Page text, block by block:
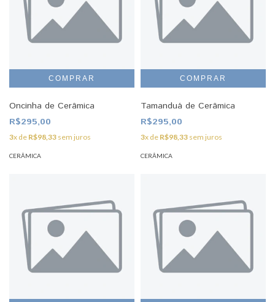
Oncinha de Cerâmica
R$295,00
3x de R$98,33 sem juros
CERÂMICA
Tamanduá de Cerâmica
R$295,00
3x de R$98,33 sem juros
CERÂMICA